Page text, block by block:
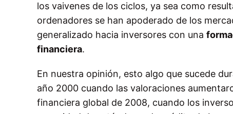
los vaivenes de los ciclos, ya sea como
ordenadores se han apoderado de los
generalizado hacia inversores con una
financiera.
En nuestra opinión, esto algo que sucede
año 2000 cuando las valoraciones
financiera global de 2008, cuando los